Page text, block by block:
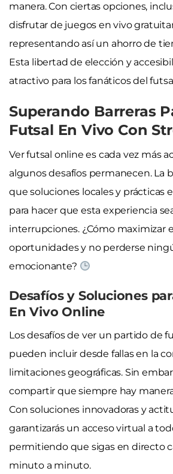
manera. Con ciertas opciones,
disfrutar de juegos en vivo
representando así un ahorro de
Esta libertad de elección y
atractivo para los fanáticos del
Superando Barreras
Futsal En Vivo Con
Ver futsal online es cada vez más
algunos desafíos permanecen. La
que soluciones locales y prácticas
para hacer que esta experiencia
interrupciones. ¿Cómo maximizar
oportunidades y no perderse
emocionante?
Desafíos y Soluciones
En Vivo Online
Los desafíos de ver un partido de
pueden incluir desde fallas en la
limitaciones geográficas. Sin
compartir que siempre hay
Con soluciones innovadoras y
garantizarás un acceso virtual a
permitiendo que sigas en directo
minuto a minuto.